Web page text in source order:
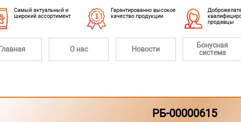
Cамый актуальный и
широкий ассортимент
Гарантированно высокое
качество продукции
продавцы
О нас Новости
Бонусная
система
РБ-00000615